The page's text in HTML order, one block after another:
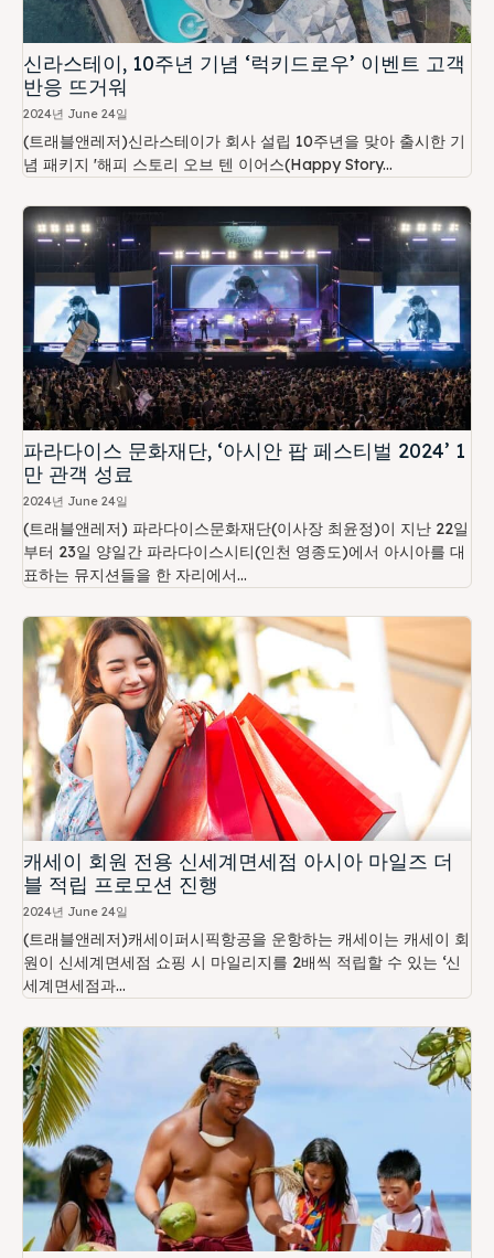
신라스테이, 10주년 기념 ‘럭키드로우’ 이벤트 고객
반응 뜨거워
2024년 June 24일
(트래블앤레저)신라스테이가 회사 설립 10주년을 맞아 출시한 기
념 패키지 '해피 스토리 오브 텐 이어스(Happy Story...
파라다이스 문화재단, ‘아시안 팝 페스티벌 2024’ 1
만 관객 성료
2024년 June 24일
(트래블앤레저) 파라다이스문화재단(이사장 최윤정)이 지난 22일
부터 23일 양일간 파라다이스시티(인천 영종도)에서 아시아를 대
표하는 뮤지션들을 한 자리에서...
캐세이 회원 전용 신세계면세점 아시아 마일즈 더
블 적립 프로모션 진행
2024년 June 24일
(트래블앤레저)캐세이퍼시픽항공을 운항하는 캐세이는 캐세이 회
원이 신세계면세점 쇼핑 시 마일리지를 2배씩 적립할 수 있는 ‘신
세계면세점과...